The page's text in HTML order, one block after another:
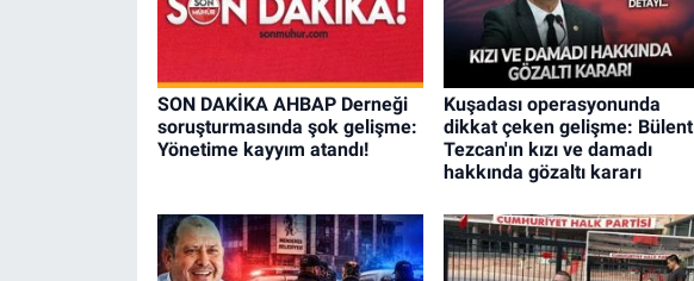
SON DAKİKA AHBAP Derneği
soruşturmasında şok gelişme:
Yönetime kayyım atandı!
Kuşadası operasyonunda
dikkat çeken gelişme: Bülent
Tezcan'ın kızı ve damadı
hakkında gözaltı kararı